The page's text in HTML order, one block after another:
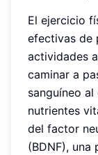
El ejercicio
efectivas de
actividades
caminar a
sanguíneo
nutrientes
del factor
(BDNF),